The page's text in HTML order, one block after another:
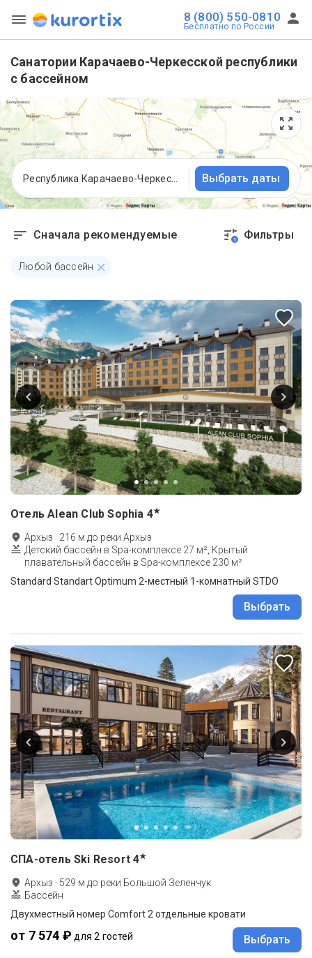
8 (800) 550-0810
Бесплатно по России
Санатории Карачаево-Черкесской республики
с бассейном
Республика Карачаево-Черкесия Выбрать даты
Сначала рекомендуемые 1 Фильтры
Любой бассейн
Отель Alean Club Sophia 4★
Архыз · 216 м до реки Архыз
Детский бассейн в Spa-комплексе 27 м², Крытый
плавательный бассейн в Spa-комплексе 230 м²
Standard Standart Optimum 2-местный 1-комнатный STDО
Выбрать
СПА-отель Ski Resort 4★
Архыз · 529 м до реки Большой Зеленчук
Бассейн
Двухместный номер Comfort 2 отдельные кровати
от 7 574 ₽ для 2 гостей Выбрать